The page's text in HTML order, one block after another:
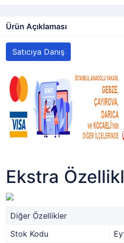
Ürün Açıklaması
Satıcıya Danış
Ekstra
Diğer Özellikler
Stok Kodu